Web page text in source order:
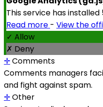
This service has installed
Read more - View the
✓ Allow
✗ Deny
✛Comments
Comments managers
and fight against spam.
✛Other